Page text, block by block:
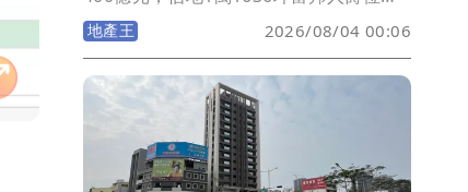
農16特區地上權開發案，預計2027年底
或2028年完工，將打造一座融合商場、旅
館、辦公及水族館商業綜合體，建築由三
菱地所設計，屬樓高47樓、地下6樓建
案，當中未來包括三地集團南仁湖將經營
城市水族館；漢神百貨高雄3館也將進
駐，而《壹蘋新聞網》取得獨家訊息25-
地產王 2026/08/04 00:06